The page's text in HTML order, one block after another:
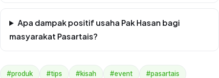
Apa dampak positif usaha Pak Hasan bagi
masyarakat Pasartais?
#produk #tips #kisah #event #pasartais